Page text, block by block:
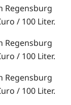
Regensburg
/ 100 Liter.
Regensburg
/ 100 Liter.
Regensburg
/ 100 Liter.